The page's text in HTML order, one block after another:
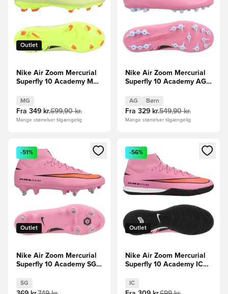
Outlet
Nike Air Zoom Mercurial
Superfly 10 Academy MG
Grøn/Neon/Orange
MG
Fra 349 kr.699,90 kr.
Mange størrelser tilgængelig
Nike Air Zoom Mercurial
Superfly 10 Academy AG
Pink/Sort/Orange Børn
AG Børn
Fra 329 kr.549,90 kr.
Mange størrelser tilgængelig
Åbner en Modal til at logge ind eller tilmelde dig som
Outlet
-51%
Nike Air Zoom Mercurial
Superfly 10 Academy SG-
Good - Pink/Sort/Orange
SG
Åbner en Modal til at logge
Outlet
-56%
Nike Air Zoom Mercurial
Superfly 10 Academy IC
Pink/Sort/Orange
IC